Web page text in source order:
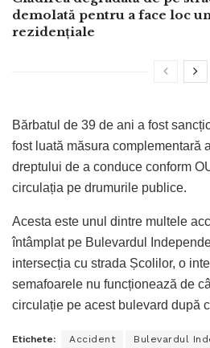
demolată pentru a face loc
rezidențiale
Bărbatul de 39 de ani a fost
fost luată măsura complementară
dreptului de a conduce conform
circulația pe drumurile publice.
Acesta este unul dintre multele
întâmplat pe Bulevardul
intersecția cu strada Școlilor, o
semafoarele nu funcționează de
circulație pe acest bulevard după
Etichete: Accident Bulevardul